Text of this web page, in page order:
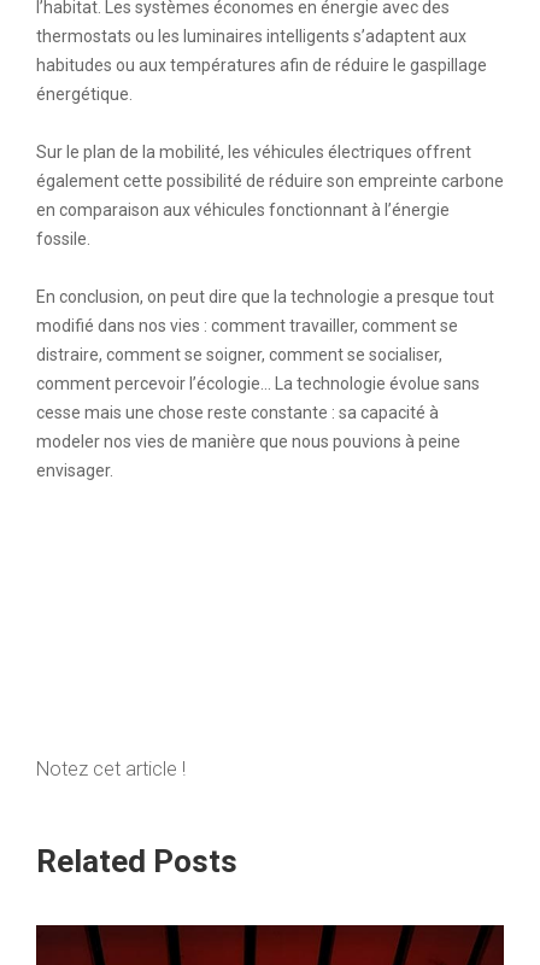
l’habitat. Les systèmes économes en énergie avec des
thermostats ou les luminaires intelligents s’adaptent aux
habitudes ou aux températures afin de réduire le gaspillage
énergétique.
Sur le plan de la mobilité, les véhicules électriques offrent
également cette possibilité de réduire son empreinte carbone
en comparaison aux véhicules fonctionnant à l’énergie
fossile.
En conclusion, on peut dire que la technologie a presque tout
modifié dans nos vies : comment travailler, comment se
distraire, comment se soigner, comment se socialiser,
comment percevoir l’écologie… La technologie évolue sans
cesse mais une chose reste constante : sa capacité à
modeler nos vies de manière que nous pouvions à peine
envisager.
Notez cet article !
Related Posts